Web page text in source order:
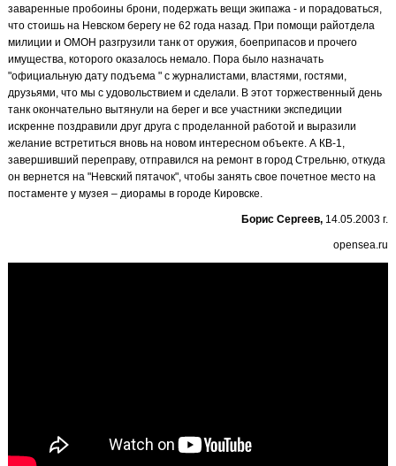
заваренные пробоины брони, подержать вещи экипажа - и порадоваться,
что стоишь на Невском берегу не 62 года назад. При помощи райотдела
милиции и ОМОН разгрузили танк от оружия, боеприпасов и прочего
имущества, которого оказалось немало. Пора было назначать
"официальную дату подъема " с журналистами, властями, гостями,
друзьями, что мы с удовольствием и сделали. В этот торжественный день
танк окончательно вытянули на берег и все участники экспедиции
искренне поздравили друг друга с проделанной работой и выразили
желание встретиться вновь на новом интересном объекте. А КВ-1,
завершивший переправу, отправился на ремонт в город Стрельню, откуда
он вернется на "Невский пятачок", чтобы занять свое почетное место на
постаменте у музея – диорамы в городе Кировске.
Борис Сергеев, 14.05.2003 г.
opensea.ru